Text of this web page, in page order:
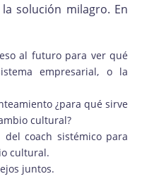
solución milagro. En
al futuro para ver qué
empresarial, o la
¿para qué sirve
cultural?
coach sistémico para
cultural.
juntos.